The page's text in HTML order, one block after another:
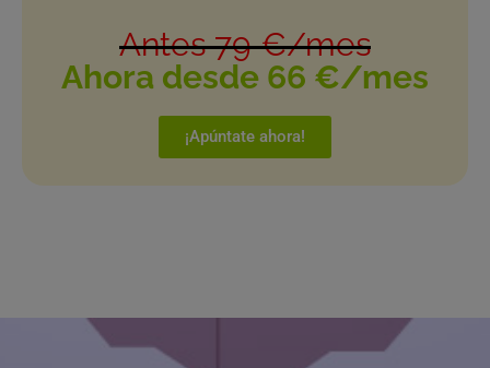
Antes 79 €/mes
Ahora desde 66 €/mes
¡Apúntate ahora!